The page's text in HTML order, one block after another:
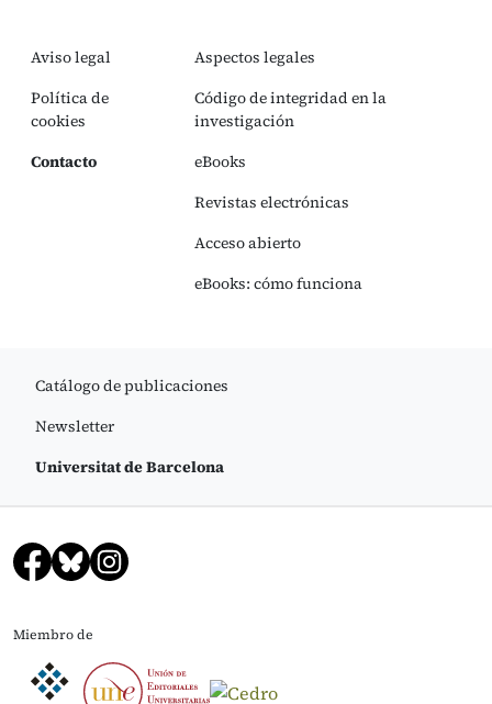
Aviso legal
Política de
cookies
Contacto
Aspectos legales
Código de integridad en la
investigación
eBooks
Revistas electrónicas
Acceso abierto
eBooks: cómo funciona
Catálogo de publicaciones
Newsletter
Universitat de Barcelona
Miembro de